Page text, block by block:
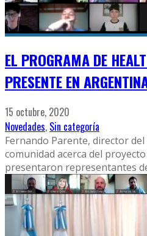
EL PROGRAMA DE
PRESENTE EN
15 octubre, 2020
Novedades, Sin categoría
Fernando Parente, director
comunidad acerca del
presentaron representantes